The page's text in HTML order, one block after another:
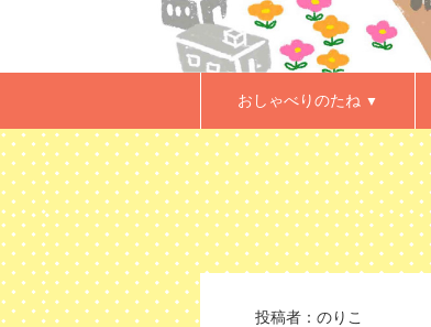
おしゃべりのたね ▼
投稿者： のりこ